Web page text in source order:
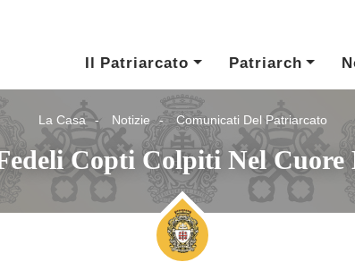
Il Patriarcato
Patriarch
La Casa Notizie Comunicati Del Patriarcato
Copti Colpiti Nel Cuore